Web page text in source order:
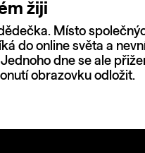
žiji
Místo
do online světa a
dne se ale
obrazovku odložit.